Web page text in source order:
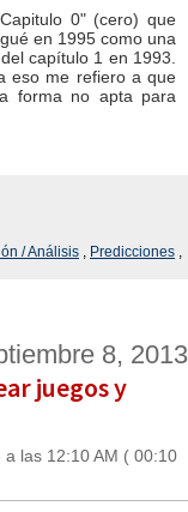
0" (cero) que
en 1995 como una
capítulo 1 en 1993.
eso me refiero a que
forma no apta para
/ Análisis , Predicciones ,
8, 2013
juegos y
las 12:10 AM ( 00:10